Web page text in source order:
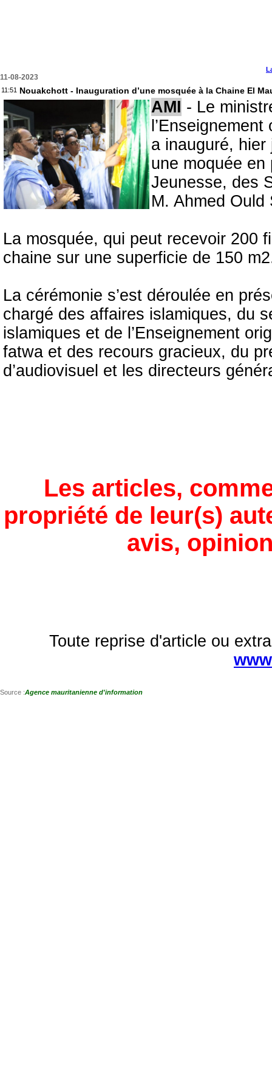
11-08-2023
11:51 Nouakchott - Inauguration d’une mosquée à la Chaine El
AMI - Le
a inauguré,
une moquée
Jeunesse, des
M. Ahmed Ould
La mosquée, qui peut recevoir 200
chaine sur une superficie de 150
La cérémonie s’est déroulée en
chargé des affaires islamiques, du
islamiques et de l’Enseignement
fatwa et des recours gracieux, du
d’audiovisuel et les directeurs
Les articles,
propriété de leur(s)
avis,
Toute reprise d'article ou
Source :Agence mauritanienne d'information